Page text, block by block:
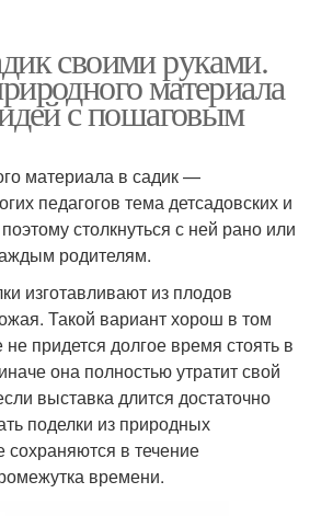
своими руками.
материала
с пошаговым
материала в садик —
педагогов тема детсадовских и
столкнуться с ней рано или
родителям.
изготавливают из плодов
Такой вариант хорош в том
придется долгое время стоять в
она полностью утратит свой
выставка длится достаточно
поделки из природных
в течение
времени.